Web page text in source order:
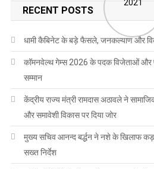
RECENT POSTS
धामी कैबिनेट के बड़े फैसले, जनकल्याण और
कॉमनवेल्थ गेम्स 2026 के पदक विजेताओं और
सम्मान
केंद्रीय राज्य मंत्री रामदास अठावले ने
और समावेशी विकास पर दिया जोर
मुख्य सचिव आनन्द बर्द्धन ने नशे के खिलाफ
सख्त निर्देश